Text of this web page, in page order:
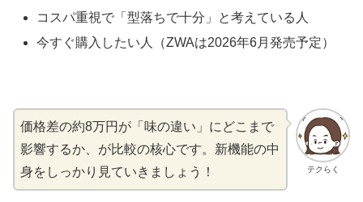
コスパ重視で「型落ちで十分」と考えている人
今すぐ購入したい人（ZWAは2026年6月発売予定）
テクらく
価格差の約8万円が「味の違い」にどこまで
影響するか、が比較の核心です。新機能の中
身をしっかり見ていきましょう！